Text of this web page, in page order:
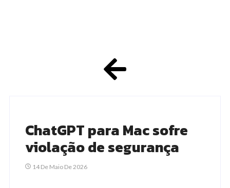
ChatGPT para Mac sofre
violação de segurança
14 De Maio De 2026